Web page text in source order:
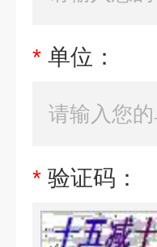
* 单位：
* 验证码：